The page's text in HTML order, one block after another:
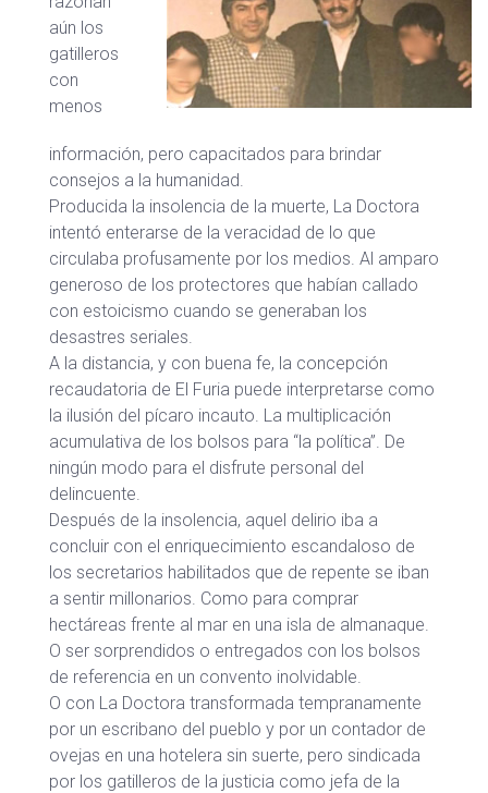
aún los
gatilleros
con
menos
información, pero capacitados para brindar
consejos a la humanidad.
Producida la insolencia de la muerte, La Doctora
intentó enterarse de la veracidad de lo que
circulaba profusamente por los medios. Al amparo
generoso de los protectores que habían callado
con estoicismo cuando se generaban los
desastres seriales.
A la distancia, y con buena fe, la concepción
recaudatoria de El Furia puede interpretarse como
la ilusión del pícaro incauto. La multiplicación
acumulativa de los bolsos para “la política”. De
ningún modo para el disfrute personal del
delincuente.
Después de la insolencia, aquel delirio iba a
concluir con el enriquecimiento escandaloso de
los secretarios habilitados que de repente se iban
a sentir millonarios. Como para comprar
hectáreas frente al mar en una isla de almanaque.
O ser sorprendidos o entregados con los bolsos
de referencia en un convento inolvidable.
O con La Doctora transformada tempranamente
por un escribano del pueblo y por un contador de
ovejas en una hotelera sin suerte, pero sindicada
por los gatilleros de la justicia como jefa de la